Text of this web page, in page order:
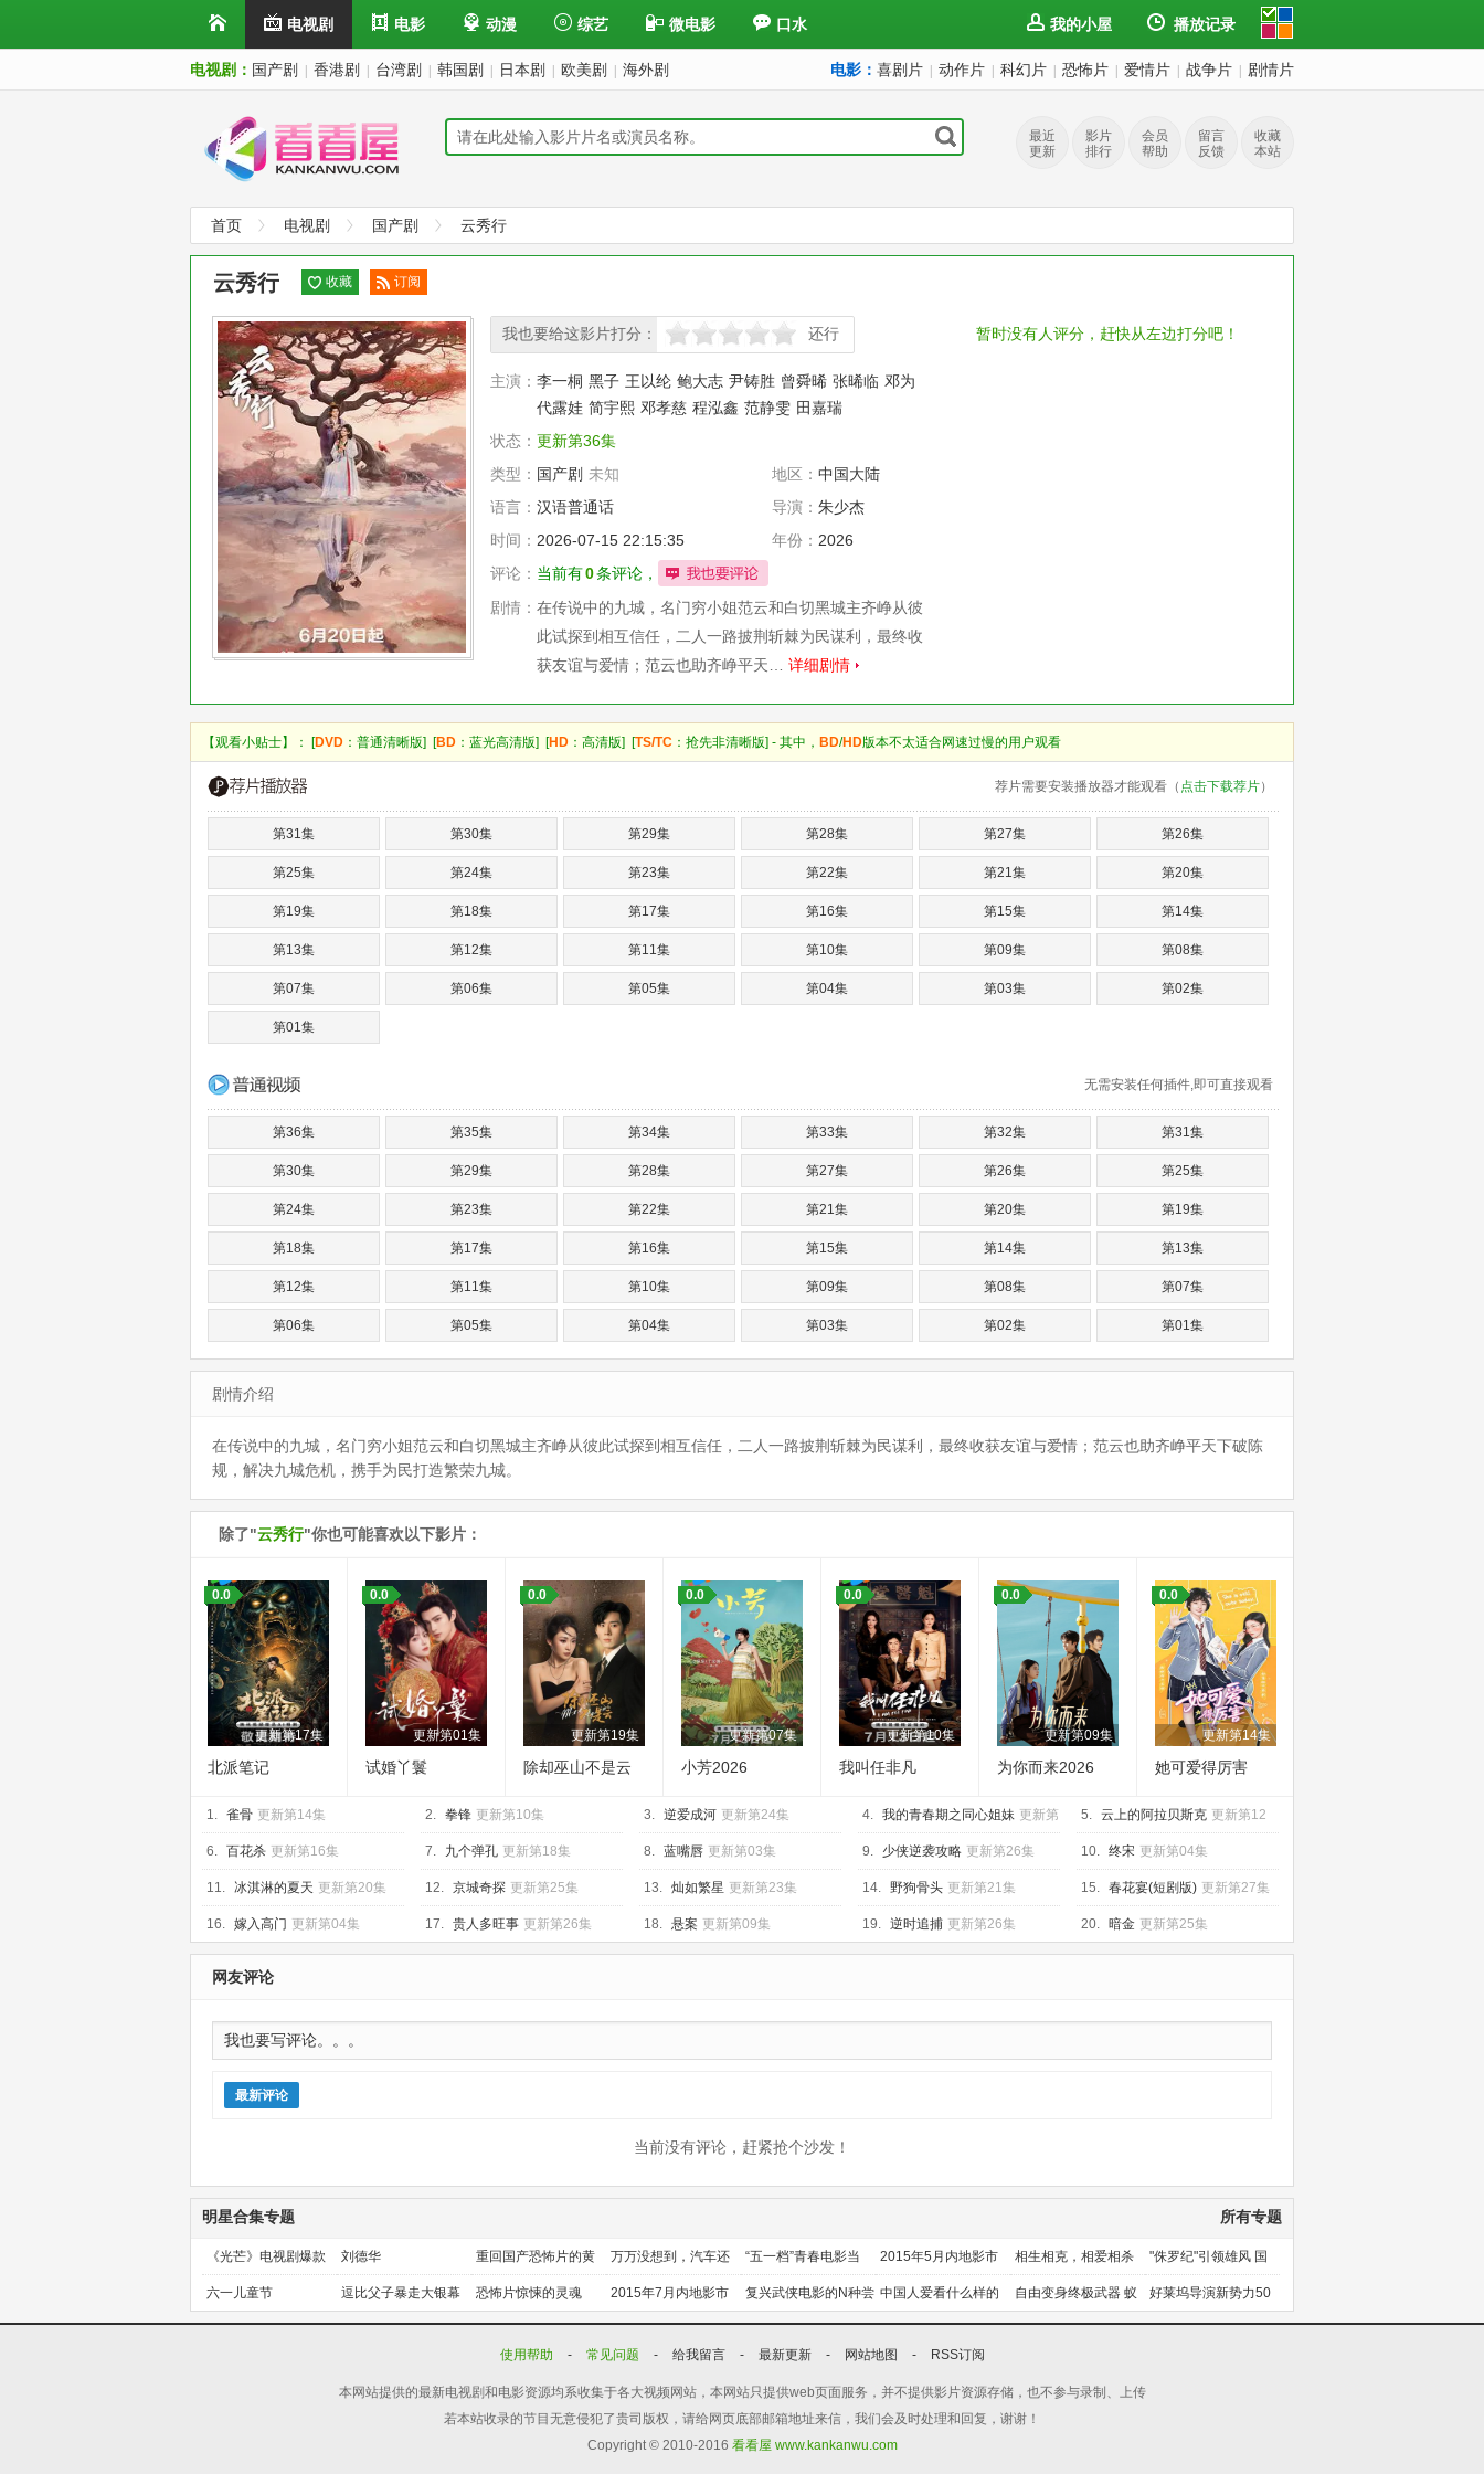
电视剧 电影 动漫 综艺 微电影 口水 我的小屋 播放记录
电视剧： 国产剧 香港剧 台湾剧 韩国剧 日本剧 欧美剧 海外剧 电影： 喜剧片 动作片 科幻片 恐怖片 爱情片 战争片 剧情片
最近
更新
影片
排行
会员
帮助
留言
反馈
收藏
本站
首页 电视剧 国产剧 云秀行
暂时没有人评分，赶快从左边打分吧！
云秀行 收藏
订阅
阅
我也要给这影片打分：
很差较差 还行推荐 力荐 还行
主演： 李一桐 黑子 王以纶 鲍大志 尹铸胜 曾舜晞 张晞临 邓为
代露娃 简宇熙 邓孝慈 程泓鑫 范静雯 田嘉瑞
状态： 更新第36集
类型： 国产剧 未知 地区： 中国大陆
语言： 汉语普通话 导演： 朱少杰
时间： 2026-07-15 22:15:35 年份： 2026
评论： 当前有0条评论，
剧情： 在传说中的九城，名门穷小姐范云和白切黑城主齐峥从彼
此试探到相互信任，二人一路披荆斩棘为民谋利，最终收
获友谊与爱情；范云也助齐峥平天… 详细剧情
【观看小贴士】： [DVD ：普通清晰版] [BD ：蓝光高清版] [HD ：高清版] [TS/TC ：抢先非清晰版] - 其中， BD/HD版本不太适合网速过慢的用户观看
荐片需要安装播放器才能观看（ 点击下载荐片）
第31集 第30集 第29集 第28集 第27集 第26集
第25集 第24集 第23集 第22集 第21集 第20集
第19集 第18集 第17集 第16集 第15集 第14集
第13集 第12集 第11集 第10集 第09集 第08集
第07集 第06集 第05集 第04集 第03集 第02集
第01集
无需安装任何插件,即可直接观看
第36集 第35集 第34集 第33集 第32集 第31集
第30集 第29集 第28集 第27集 第26集 第25集
第24集 第23集 第22集 第21集 第20集 第19集
第18集 第17集 第16集 第15集 第14集 第13集
第12集 第11集 第10集 第09集 第08集 第07集
第06集 第05集 第04集 第03集 第02集 第01集
剧情介绍
在传说中的九城，名门穷小姐范云和白切黑城主齐峥从彼此试探到相互信任，二人一路披荆斩棘为民谋利，最终收获友谊与爱情；范云也助齐峥平天下破陈
规，解决九城危机，携手为民打造繁荣九城。
除了"云秀行"你也可能喜欢以下影片：
更新第17集
0.0
北派笔记
更新第01集
0.0
试婚丫鬟
更新第19集
0.0
除却巫山不是云
更新第07集
0.0
小芳2026
更新第10集
0.0
我叫任非凡
更新第09集
0.0
为你而来2026
更新第14集
0.0
她可爱得厉害
1. 雀骨 更新第14集 2. 拳锋 更新第10集 3. 逆爱成河 更新第24集 4. 我的青春期之同心姐妹 更新第
10集
5. 云上的阿拉贝斯克 更新第12
集
6. 百花杀 更新第16集 7. 九个弹孔 更新第18集 8. 蓝嘴唇 更新第03集 9. 少侠逆袭攻略 更新第26集 10. 终宋 更新第04集
11. 冰淇淋的夏天 更新第20集 12. 京城奇探 更新第25集 13. 灿如繁星 更新第23集 14. 野狗骨头 更新第21集 15. 春花宴(短剧版) 更新第27集
16. 嫁入高门 更新第04集 17. 贵人多旺事 更新第26集 18. 悬案 更新第09集 19. 逆时追捕 更新第26集 20. 暗金 更新第25集
网友评论
最新评论
当前没有评论，赶紧抢个沙发！
所有专题
明星合集专题
《光芒》电视剧爆款
预定！
刘德华 重回国产恐怖片的黄
金时代
万万没想到，汽车还
能干这个？
“五一档”青春电影当
道
2015年5月内地影市
前瞻
相生相克，相爱相杀 "侏罗纪"引领雄风 国
产片下旬逆袭
六一儿童节 逗比父子暴走大银幕 恐怖片惊悚的灵魂 2015年7月内地影市
前瞻
复兴武侠电影的N种尝
试
中国人爱看什么样的
喜剧？
自由变身终极武器 蚁
人能力使用者大盘点
好莱坞导演新势力50
人上篇
使用帮助
- 常见问题 - 给我留言 - 最新更新 - 网站地图 - RSS订阅
本网站提供的最新电视剧和电影资源均系收集于各大视频网站，本网站只提供web页面服务，并不提供影片资源存储，也不参与录制、上传
若本站收录的节目无意侵犯了贵司版权，请给网页底部邮箱地址来信，我们会及时处理和回复，谢谢！
Copyright © 2010-2016 看看屋 www.kankanwu.com